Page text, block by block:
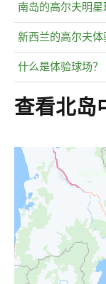
南岛的高尔夫明星
新西兰的高尔夫体
什么是体验球场？
查看北岛